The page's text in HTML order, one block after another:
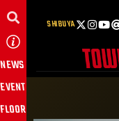
SHIBUYA
NEWS
EVENT
FLOOR